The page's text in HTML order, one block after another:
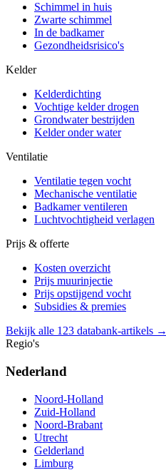
Schimmel in huis
Zwarte schimmel
In de badkamer
Gezondheidsrisico's
Kelder
Kelderdichting
Vochtige kelder drogen
Grondwater bestrijden
Kelder onder water
Ventilatie
Ventilatie tegen vocht
Mechanische ventilatie
Badkamer ventileren
Luchtvochtigheid verlagen
Prijs & offerte
Kosten overzicht
Prijs muurinjectie
Prijs opstijgend vocht
Subsidies & premies
Bekijk alle 123 databank-artikels →
Regio's
Nederland
Noord-Holland
Zuid-Holland
Noord-Brabant
Utrecht
Gelderland
Limburg